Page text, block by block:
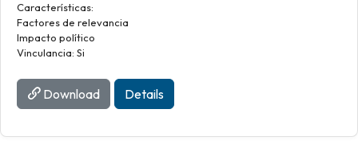
Características:
Factores de relevancia
Impacto político
Vinculancia: Si
Download Details